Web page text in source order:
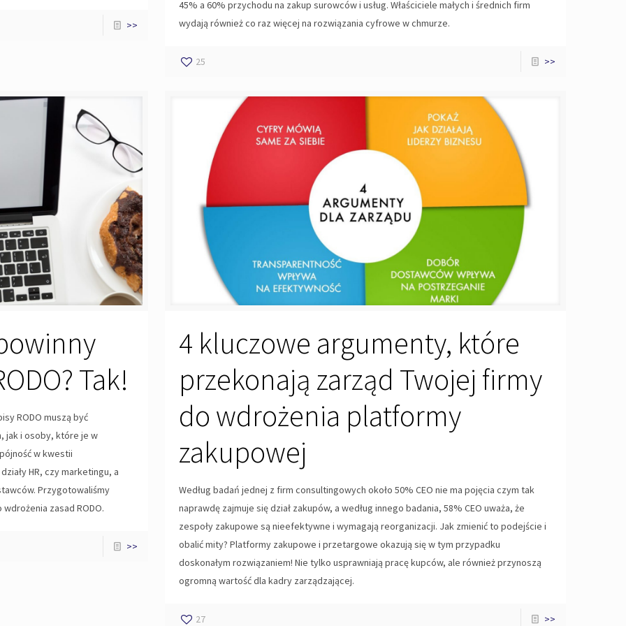
>>
45% a 60% przychodu na zakup surowców i usług. Właściciele małych i średnich firm
wydają również co raz więcej na rozwiązania cyfrowe w chmurze.
25 >>
Tak!
RODO muszą być
jak i osoby, które je w
w kwestii
HR, czy marketingu, a
Przygotowaliśmy
zasad RODO.
>>
4 kluczowe argumenty, które
przekonają zarząd Twojej firmy
do wdrożenia platformy
zakupowej
Według badań jednej z firm consultingowych około 50% CEO nie ma pojęcia czym tak
naprawdę zajmuje się dział zakupów, a według innego badania, 58% CEO uważa, że
zespoły zakupowe są nieefektywne i wymagają reorganizacji. Jak zmienić to podejście i
obalić mity? Platformy zakupowe i przetargowe okazują się w tym przypadku
doskonałym rozwiązaniem! Nie tylko usprawniają pracę kupców, ale również przynoszą
ogromną wartość dla kadry zarządzającej.
27 >>